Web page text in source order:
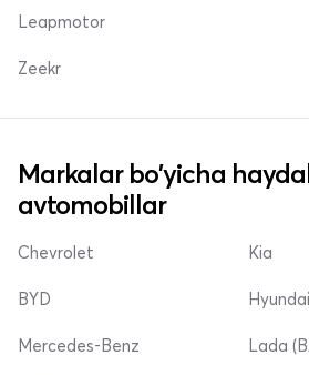
Leapmotor
Zeekr
Markalar bo'yicha
avtomobillar
Chevrolet
BYD
Mercedes-Benz
Kia
Hyundai
Lada